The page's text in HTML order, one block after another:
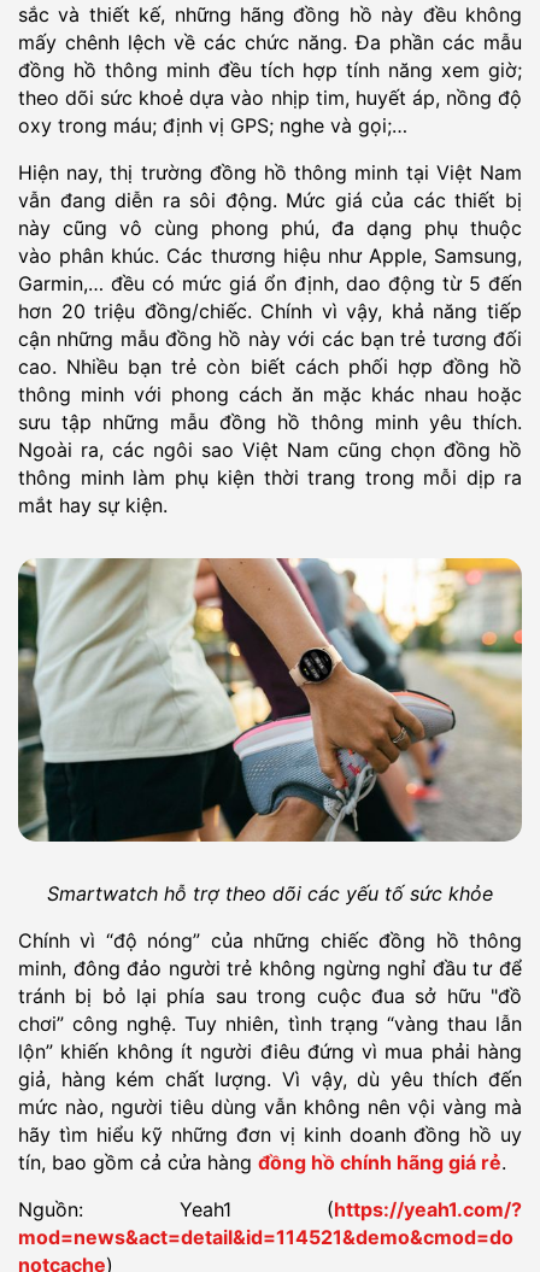
sắc và thiết kế, những hãng đồng hồ này đều không
mấy chênh lệch về các chức năng. Đa phần các mẫu
đồng hồ thông minh đều tích hợp tính năng xem giờ;
theo dõi sức khoẻ dựa vào nhịp tim, huyết áp, nồng độ
oxy trong máu; định vị GPS; nghe và gọi;…
Hiện nay, thị trường đồng hồ thông minh tại Việt Nam
vẫn đang diễn ra sôi động. Mức giá của các thiết bị
này cũng vô cùng phong phú, đa dạng phụ thuộc
vào phân khúc. Các thương hiệu như Apple, Samsung,
Garmin,… đều có mức giá ổn định, dao động từ 5 đến
hơn 20 triệu đồng/chiếc. Chính vì vậy, khả năng tiếp
cận những mẫu đồng hồ này với các bạn trẻ tương đối
cao. Nhiều bạn trẻ còn biết cách phối hợp đồng hồ
thông minh với phong cách ăn mặc khác nhau hoặc
sưu tập những mẫu đồng hồ thông minh yêu thích.
Ngoài ra, các ngôi sao Việt Nam cũng chọn đồng hồ
thông minh làm phụ kiện thời trang trong mỗi dịp ra
mắt hay sự kiện.
Smartwatch hỗ trợ theo dõi các yếu tố sức khỏe
Chính vì “độ nóng” của những chiếc đồng hồ thông
minh, đông đảo người trẻ không ngừng nghỉ đầu tư để
tránh bị bỏ lại phía sau trong cuộc đua sở hữu "đồ
chơi” công nghệ. Tuy nhiên, tình trạng “vàng thau lẫn
lộn” khiến không ít người điêu đứng vì mua phải hàng
giả, hàng kém chất lượng. Vì vậy, dù yêu thích đến
mức nào, người tiêu dùng vẫn không nên vội vàng mà
hãy tìm hiểu kỹ những đơn vị kinh doanh đồng hồ uy
tín, bao gồm cả cửa hàng đồng hồ chính hãng giá rẻ.
Nguồn: Yeah1 (https://yeah1.com/?
mod=news&act=detail&id=114521&demo&cmod=do
notcache)